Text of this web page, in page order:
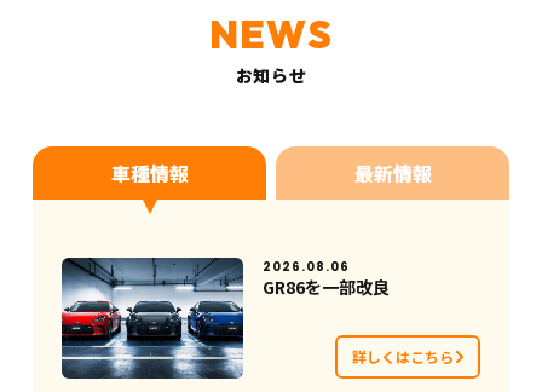
お知らせ
車種情報 最新情報
2026.08.06
GR86を一部改良
詳しくはこちら